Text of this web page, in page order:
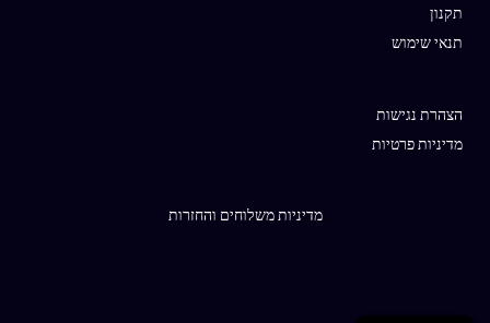
תקנון
תנאי שימוש
הצהרת נגישות
מדיניות פרטיות
מדיניות משלוחים והחזרות